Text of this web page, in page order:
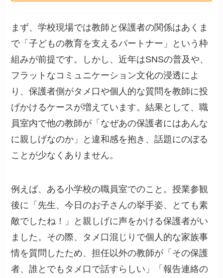
まず、学校現場では教師と保護者の関係はあくま
で「子どもの教育を支えるパートナー」という枠
組みが前提です。しかし、近年はSNSの普及や、
フラットなコミュニケーション文化の浸透によ
り、保護者側がタメ口や個人的な質問を教師に投
げかけるケースが増えています。結果として、職
員室内で他の教師が「なぜあの保護者にはあんな
に親しげなのか」と違和感を抱き、話題にのぼる
ことが少なくありません。
例えば、ある小学校の職員室でのこと。授業参観
後に「先生、今日のお子さんの挙手姿、とても素
敵でしたね！」と親しげに声をかける保護者がい
ました。その際、タメ口混じりで個人的な家族事
情を質問したため、担任以外の教師が「その保護
者、誰とでもタメ口で話すらしい」「報告連絡の